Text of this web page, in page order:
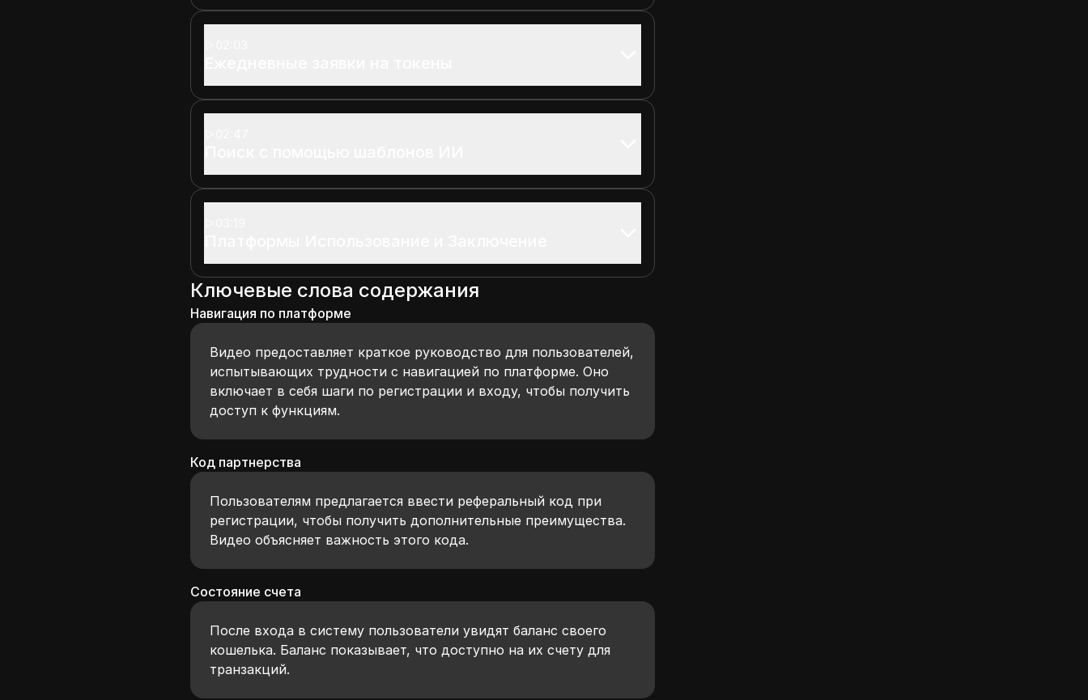
Ключевые слова содержания
Навигация по платформе
Видео предоставляет краткое руководство для пользователей,
испытывающих трудности с навигацией по платформе. Оно
включает в себя шаги по регистрации и входу, чтобы получить
доступ к функциям.
Код партнерства
Пользователям предлагается ввести реферальный код при
регистрации, чтобы получить дополнительные преимущества.
Видео объясняет важность этого кода.
Состояние счета
После входа в систему пользователи увидят баланс своего
кошелька. Баланс показывает, что доступно на их счету для
транзакций.